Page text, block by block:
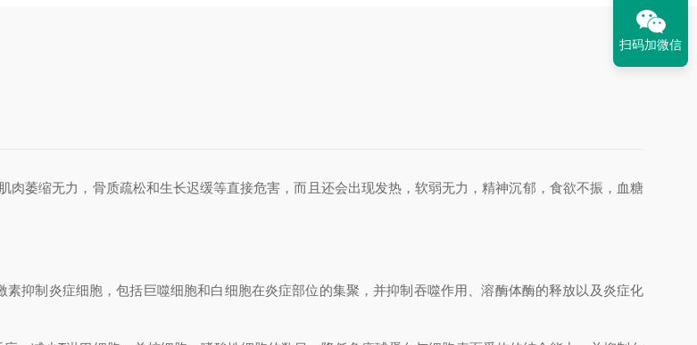
缩无力，骨质疏松和生长迟缓等直接危害，而且还会出现发热，软弱无力，精神沉郁，食欲不振，血糖
制炎症细胞，包括巨噬细胞和白细胞在炎症部位的集聚，并抑制吞噬作用、溶酶体酶的释放以及炎症化
扫码加微信